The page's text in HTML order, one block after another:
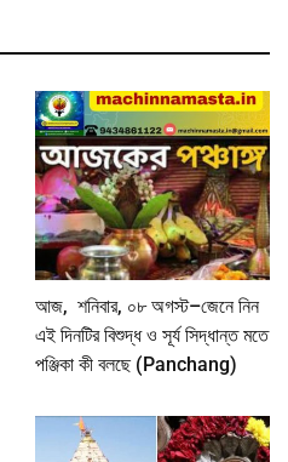
আজ, শনিবার, ০৮ অগস্ট–জেনে নিন
এই দিনটির বিশুদ্ধ ও সূর্য সিদ্ধান্ত মতে
পঞ্জিকা কী বলছে (Panchang)